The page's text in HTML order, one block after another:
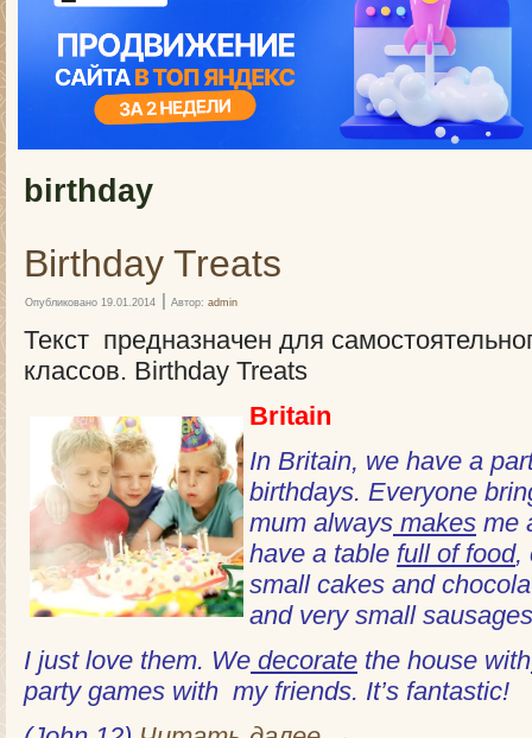
birthday
Birthday Treats
Опубликовано 19.01.2014 | Автор: admin
Текст предназначен для
классов. Birthday Treats
Britain
In Britain, we have a
birthdays. Everyone
mum always makes me
have a table full of food,
small cakes and
and very small
I just love them. We decorate the house with
party games with my friends. It’s fantastic!